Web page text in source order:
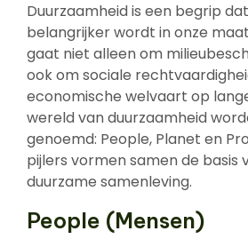
Duurzaamheid is een begrip
belangrijker wordt in onze
gaat niet alleen om
ook om sociale
economische welvaart op
wereld van duurzaamheid
genoemd: People, Planet en
pijlers vormen samen de basis
duurzame samenleving.
People (Mensen)